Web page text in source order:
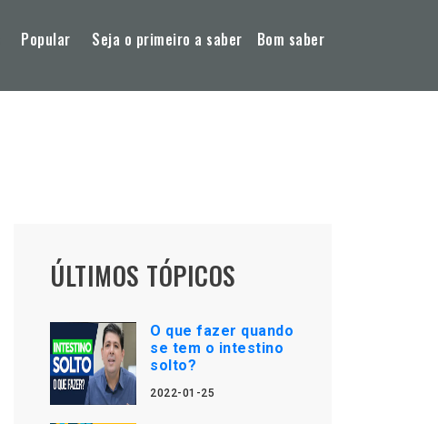
Popular Seja o primeiro a saber Bom saber
ÚLTIMOS TÓPICOS
O que fazer quando
se tem o intestino
solto?
2022-01-25